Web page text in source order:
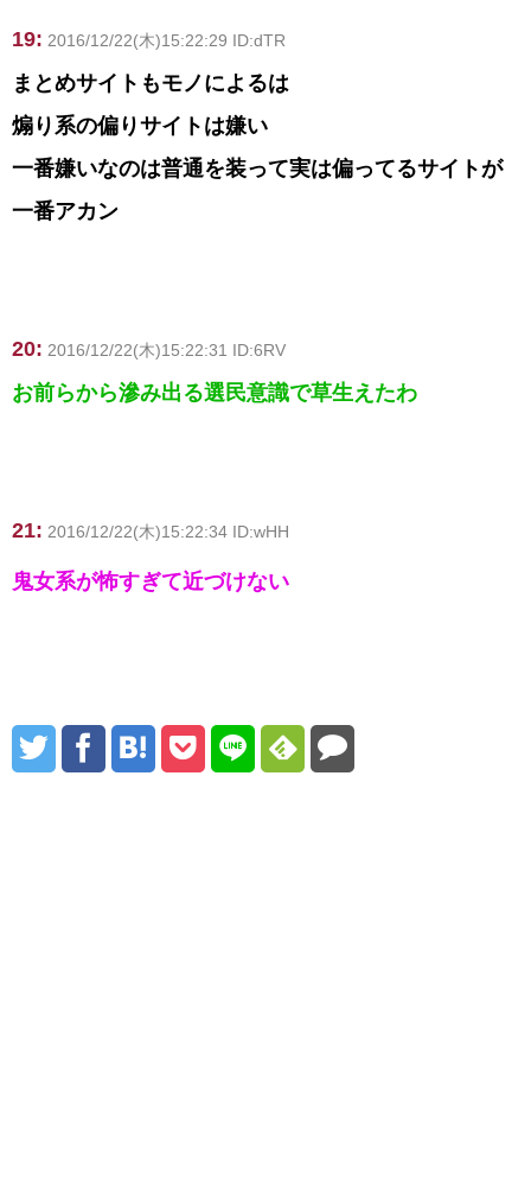
19: 2016/12/22(木)15:22:29 ID:dTR
まとめサイトもモノによるは
煽り系の偏りサイトは嫌い
一番嫌いなのは普通を装って実は偏ってるサイトが
一番アカン
20: 2016/12/22(木)15:22:31 ID:6RV
お前らから滲み出る選民意識で草生えたわ
21: 2016/12/22(木)15:22:34 ID:wHH
鬼女系が怖すぎて近づけない